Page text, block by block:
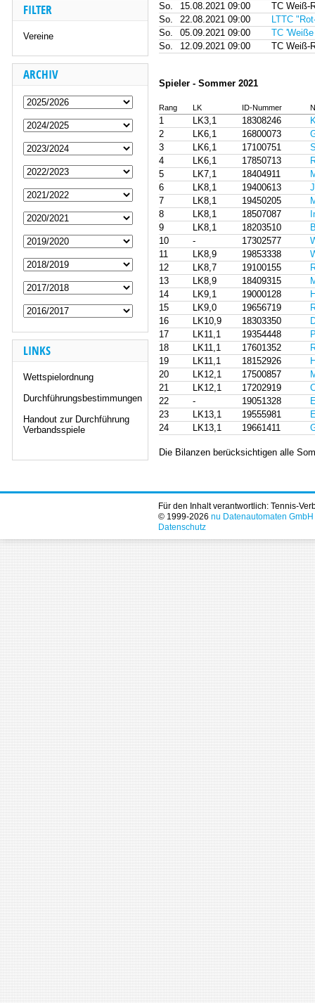
FILTER
Vereine
ARCHIV
LINKS
Wettspielordnung
Durchführungsbestimmungen
Handout zur Durchführung
Verbandsspiele
So.
15.08.2021 09:00
TC Weiß-
So.
22.08.2021 09:00
LTTC
So.
05.09.2021 09:00
TC
So.
12.09.2021 09:00 TC Weiß-
Spieler - Sommer 2021
Rang LK ID-Nummer
1 LK3,1 18308246
2
LK6,1 16800073
3
LK6,1 17100751
4
LK6,1 17850713
5
LK7,1 18404911
6
LK8,1 19400613
7
LK8,1 19450205
8
LK8,1 18507087
9
LK8,1 18203510
10
- 17302577
11
LK8,9 19853338
12
LK8,7 19100155
13
LK8,9 18409315
14
LK9,1 19000128
15
LK9,0 19656719
16
LK10,9 18303350
17
LK11,1 19354448
18
LK11,1 17601352
19
LK11,1 18152926
20
LK12,1 17500857
21
LK12,1 17202919
22
- 19051328
23
LK13,1 19555981
24
LK13,1 19661411
Die Bilanzen berücksichtigen alle
Für den Inhalt verantwortlich: Tennis-
© 1999-2026 nu Datenautomaten
Datenschutz